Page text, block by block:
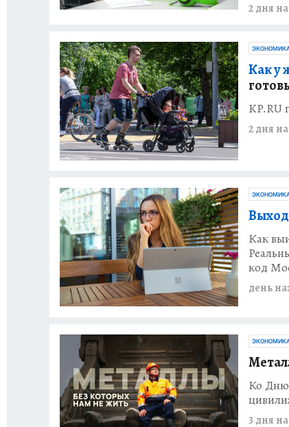
2 дня
Как у
KP.RU
2 дня
Как
код
день
Ко Дню
3 дня